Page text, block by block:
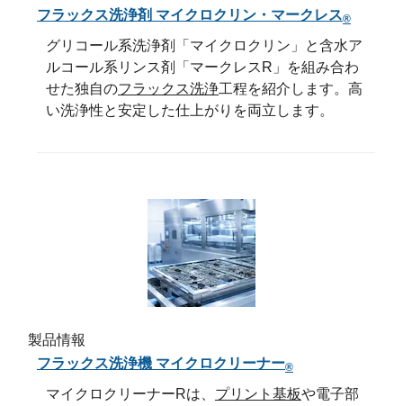
フラックス洗浄剤 マイクロクリン・マークレス®
グリコール系洗浄剤「マイクロクリン」と含水ア
ルコール系リンス剤「マークレスR」を組み合わ
せた独自のフラックス洗浄工程を紹介します。高
い洗浄性と安定した仕上がりを両立します。
製品情報
フラックス洗浄機 マイクロクリーナー®
マイクロクリーナーRは、 プリント基板や電子部